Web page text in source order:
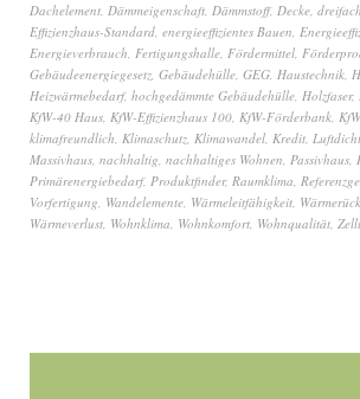
Dachelement, Dämmeigenschaft, Dämmstoff, Decke,
Effizienzhaus-Standard, energieeffizientes Bauen,
Energieverbrauch, Fertigungshalle, Fördermittel,
Gebäudeenergiegesetz, Gebäudehülle, GEG, Haustechnik,
Heizwärmebedarf, hochgedämmte Gebäudehülle, Holzfaser,
KfW-40 Haus, KfW-Effizienzhaus 100, KfW-Förderbank,
klimafreundlich, Klimaschutz, Klimawandel, Kredit,
Massivhaus, nachhaltig, nachhaltiges Wohnen, Passivhaus,
Primärenergiebedarf, Produktfinder, Raumklima,
Vorfertigung, Wandelemente, Wärmeleitfähigkeit,
Wärmeverlust, Wohnklima, Wohnkomfort, Wohnqualität,